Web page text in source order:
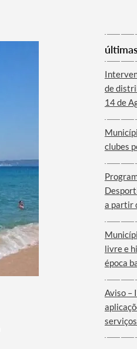
de
14 de
clubes
a partir
livre e
época
Aviso –
Junho